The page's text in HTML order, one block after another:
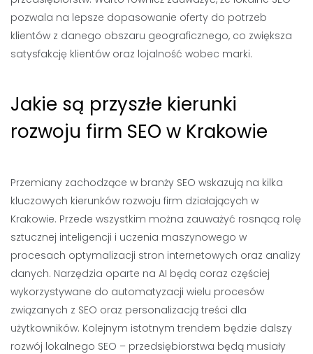
pozwala na lepsze dopasowanie oferty do potrzeb
klientów z danego obszaru geograficznego, co zwiększa
satysfakcję klientów oraz lojalność wobec marki.
Jakie są przyszłe kierunki
rozwoju firm SEO w Krakowie
Przemiany zachodzące w branży SEO wskazują na kilka
kluczowych kierunków rozwoju firm działających w
Krakowie. Przede wszystkim można zauważyć rosnącą rolę
sztucznej inteligencji i uczenia maszynowego w
procesach optymalizacji stron internetowych oraz analizy
danych. Narzędzia oparte na AI będą coraz częściej
wykorzystywane do automatyzacji wielu procesów
związanych z SEO oraz personalizacją treści dla
użytkowników. Kolejnym istotnym trendem będzie dalszy
rozwój lokalnego SEO – przedsiębiorstwa będą musiały